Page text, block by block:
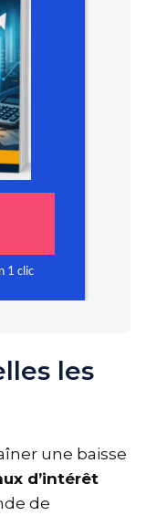
les
une baisse
d’intérêt
de